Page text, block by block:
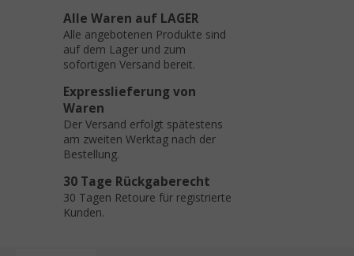
Alle Waren auf LAGER
Alle angebotenen Produkte sind
auf dem Lager und zum
sofortigen Versand bereit.
Expresslieferung von
Waren
Der Versand erfolgt spätestens
am zweiten Werktag nach der
Bestellung.
30 Tage Rückgaberecht
30 Tagen Retoure für registrierte
Kunden.